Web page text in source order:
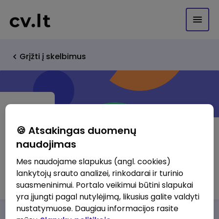
Grįžti į skelbimus
Europos humanitarinis universitetas
http://www.ehu-international.org
🍪 Atsakingas duomenų
naudojimas
Mes naudojame slapukus (angl. cookies)
lankytojų srauto analizei, rinkodarai ir turinio
suasmeninimui. Portalo veikimui būtini slapukai
yra įjungti pagal nutylėjimą, likusius galite valdyti
nustatymuose. Daugiau informacijos rasite